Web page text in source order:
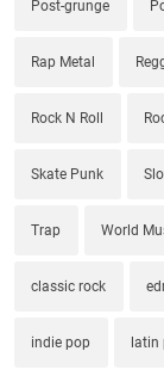
Post-grunge
Rap Metal
Rock N Roll
Skate Punk
Trap World
classic rock
indie pop latin